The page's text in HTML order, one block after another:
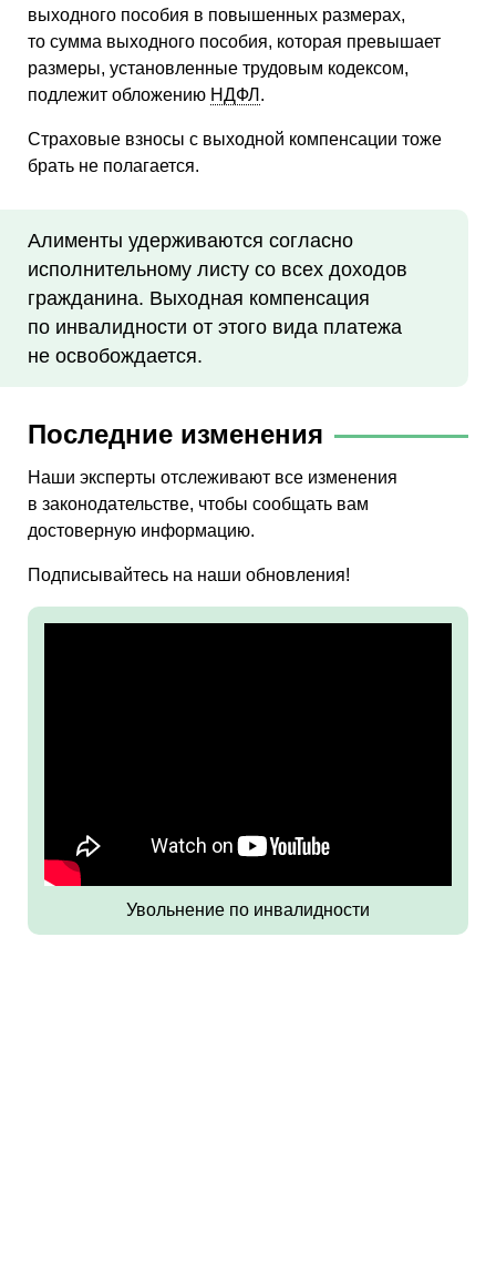
выходного пособия в повышенных размерах,
то сумма выходного пособия, которая превышает
размеры, установленные трудовым кодексом,
подлежит обложению НДФЛ .
Страховые взносы с выходной компенсации тоже
брать не полагается.
Алименты удерживаются согласно
исполнительному листу со всех доходов
гражданина. Выходная компенсация
по инвалидности от этого вида платежа
не освобождается.
Последние изменения
Наши эксперты отслеживают все изменения
в законодательстве, чтобы сообщать вам
достоверную информацию.
Подписывайтесь на наши обновления!
Увольнение по инвалидности